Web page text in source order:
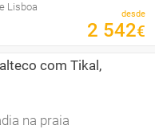
Lisboa
desde
2 542€
com Tikal,
na praia